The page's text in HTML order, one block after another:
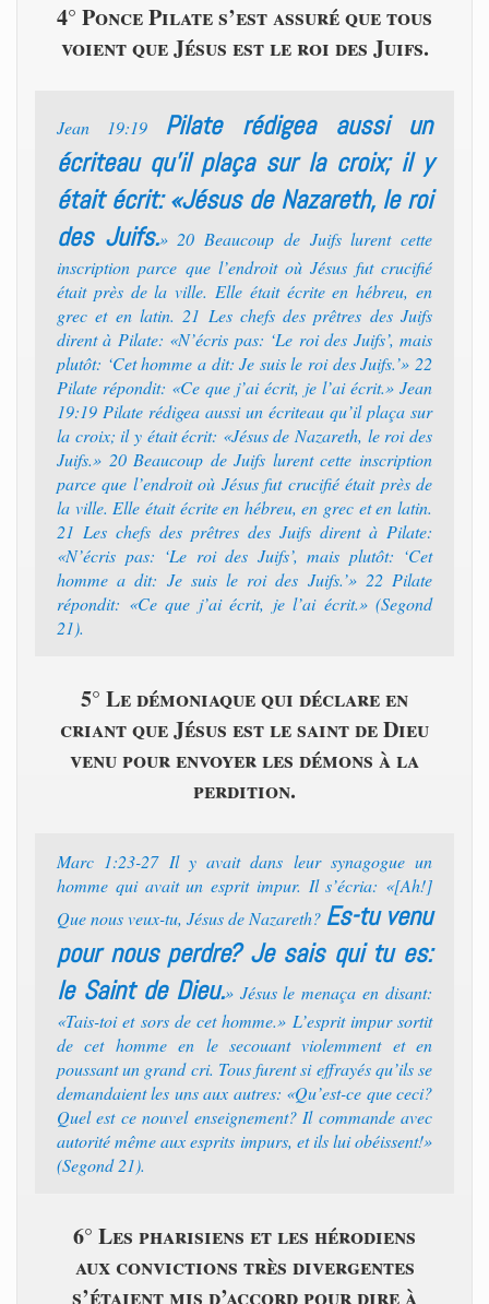
4° Ponce Pilate s’est assuré que tous
voient que Jésus est le roi des Juifs.
Jean 19:19 Pilate rédigea aussi un
écriteau qu’il plaça sur la croix; il y
était écrit: «Jésus de Nazareth, le roi
des Juifs.» 20 Beaucoup de Juifs lurent cette
inscription parce que l’endroit où Jésus fut crucifié
était près de la ville. Elle était écrite en hébreu, en
grec et en latin. 21 Les chefs des prêtres des Juifs
dirent à Pilate: «N’écris pas: ‘Le roi des Juifs’, mais
plutôt: ‘Cet homme a dit: Je suis le roi des Juifs.’» 22
Pilate répondit: «Ce que j’ai écrit, je l’ai écrit.» Jean
19:19 Pilate rédigea aussi un écriteau qu’il plaça sur
la croix; il y était écrit: «Jésus de Nazareth, le roi des
Juifs.» 20 Beaucoup de Juifs lurent cette inscription
parce que l’endroit où Jésus fut crucifié était près de
la ville. Elle était écrite en hébreu, en grec et en latin.
21 Les chefs des prêtres des Juifs dirent à Pilate:
«N’écris pas: ‘Le roi des Juifs’, mais plutôt: ‘Cet
homme a dit: Je suis le roi des Juifs.’» 22 Pilate
répondit: «Ce que j’ai écrit, je l’ai écrit.» (Segond
21).
5° Le démoniaque qui déclare en
criant que Jésus est le saint de Dieu
venu pour envoyer les démons à la
perdition.
Marc 1:23-27 Il y avait dans leur synagogue un
homme qui avait un esprit impur. Il s’écria: «[Ah!]
Que nous veux-tu, Jésus de Nazareth? Es-tu venu
pour nous perdre? Je sais qui tu es:
le Saint de Dieu.» Jésus le menaça en disant:
«Tais-toi et sors de cet homme.» L’esprit impur sortit
de cet homme en le secouant violemment et en
poussant un grand cri. Tous furent si effrayés qu’ils se
demandaient les uns aux autres: «Qu’est-ce que ceci?
Quel est ce nouvel enseignement? Il commande avec
autorité même aux esprits impurs, et ils lui obéissent!»
(Segond 21).
6° Les pharisiens et les hérodiens
aux convictions très divergentes
s’étaient mis d’accord pour dire à